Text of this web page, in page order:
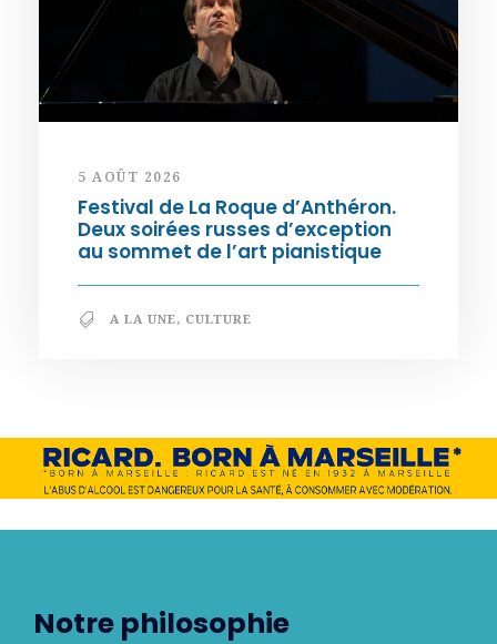
5 AOÛT 2026
Festival de La Roque d’Anthéron.
Deux soirées russes d’exception
au sommet de l’art pianistique
A LA UNE, CULTURE
Notre philosophie